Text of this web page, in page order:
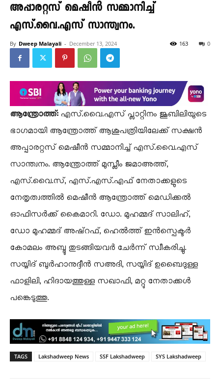
അപ്പാരറ്റസ് മെഷീൻ സമ്മാനിച്ച്
എസ്.വൈ.എസ് സാന്ത്വനം.
By Dweep Malayali - December 13, 2024 0
163
ആന്ത്രോത്ത്:എസ്.വൈ.എസ് പ്ലാറ്റിനം ജൂബിലിയുടെ
ഭാഗമായി ആന്ത്രോത്ത് ആശുപത്രിയിലേക്ക് സക്ഷൻ
അപ്പാരറ്റസ് മെഷീൻ സമ്മാനിച്ച് എസ്.വൈ.എസ്
സാന്ത്വനം. ആന്ത്രോത്ത് മുസ്ലീം ജമാഅത്ത്,
എസ്.വൈ.സ്, എസ്.എസ്.എഫ് നേതാക്കളുടെ
നേതൃത്വത്തിൽ മെഷീൻ ആന്ത്രോത്ത് മെഡിക്കൽ
ഓഫിസർക്ക് കൈമാറി. ഡോ. മുഹമ്മദ് സാലിഹ്,
ഡോ മുഹമ്മദ് അഷ്റഫ്, ഹെൽത്ത് ഇൻസ്പെക്ടർ
കോമലം അബ്ദു തുടങ്ങിയവർ ചേർന്ന് സ്വീകരിച്ചു.
സയ്യിദ് ബുർഹാനുദ്ദീൻ സഅദി, സയ്യിദ് ഉബൈദുള്ള
ഫാളിലി, ഹിദായത്തുള്ള സഖാഫി, മറ്റു നേതാക്കൾ
പങ്കെടുത്തു.
TAGS Lakshadweep News SSF Lakshadweep SYS Lakshadweep